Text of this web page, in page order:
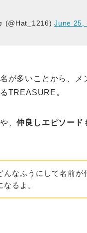
(@Hat_1216)June 25,
が多いことから、メ
TREASURE。
、仲良しエピソード
んなふうにして名前が
なるよ。